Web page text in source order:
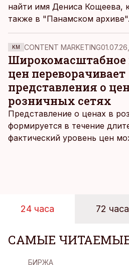
найти имя Дениса Кощеева,
также в "Панамском
сумел накопить налоговый
евро.
KM CONTENT MARKETING
Широкомасштабное
цен переворачивает
представления о
розничных сетях
Представление о ценах в
формируется в течение
фактический уровень цен
24 часа 72 часа
САМЫЕ
БИРЖА